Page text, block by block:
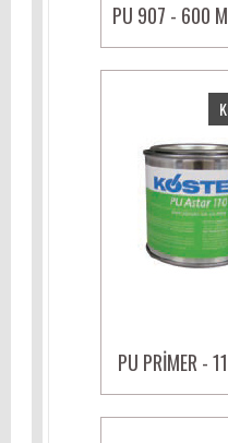
PU 907 - 600
PU PRIMER -